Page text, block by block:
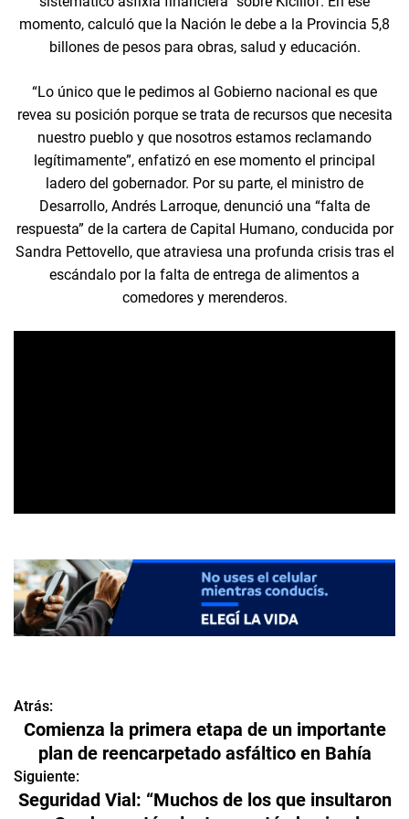
momento, calculó que la Nación le debe a la Provincia 5,8
billones de pesos para obras, salud y educación.
“Lo único que le pedimos al Gobierno nacional es que
revea su posición porque se trata de recursos que necesita
nuestro pueblo y que nosotros estamos reclamando
legítimamente”, enfatizó en ese momento el principal
ladero del gobernador. Por su parte, el ministro de
Desarrollo, Andrés Larroque, denunció una “falta de
respuesta” de la cartera de Capital Humano, conducida por
Sandra Pettovello, que atraviesa una profunda crisis tras el
escándalo por la falta de entrega de alimentos a
comedores y merenderos.
N
v
Atrás:
Comienza la primera etapa de un importante
plan de reencarpetado asfáltico en Bahía
Siguiente:
Seguridad Vial: “Muchos de los que insultaron